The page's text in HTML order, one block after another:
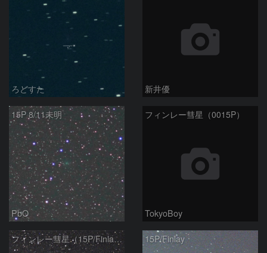
ろどすた 新井優
15P 8/11未明
PbO
フィンレー彗星（0015P）
TokyoBoy
フィンレー彗星（15P/Finlay） 15P/Finlay